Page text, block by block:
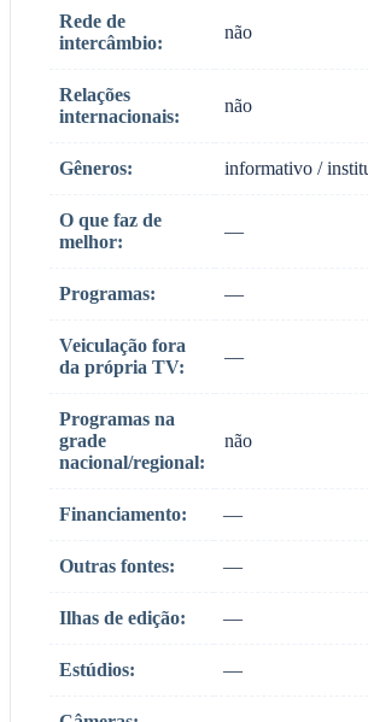
Rede de
intercâmbio:
não
Relações
internacionais:
não
Gêneros: informativo /
O que faz de
melhor:
—
Programas: —
Veiculação fora
da própria TV:
—
Programas na
grade
nacional/regional:
não
Financiamento: —
Outras fontes: —
Ilhas de edição: —
Estúdios: —